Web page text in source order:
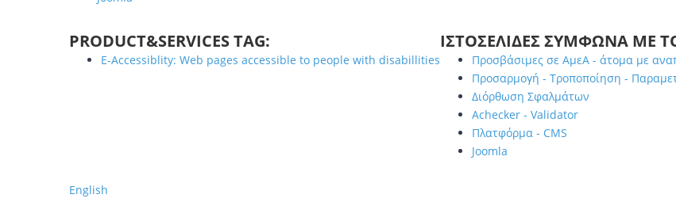
PRODUCT&SERVICES TAG:
E-Accessiblity: Web pages accessible to people with disabillities
ΙΣΤΟΣΕΛΊΔΕΣ ΣΎΜΦΩΝΑ ΜΕ
Προσβάσιμες σε ΑμεΑ - άτομα με
Προσαρμογή - Τροποποίηση -
Διόρθωση Σφαλμάτων
Achecker - Validator
Πλατφόρμα - CMS
Joomla
English